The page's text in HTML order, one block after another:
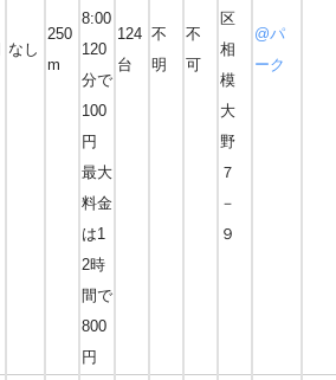
なし
250
m
8:00
120
分で
100
円
最大
料金
は1
2時
間で
800
円
124
台
不
明
不
可
区
相
模
大
野
７
－
９
@パ
ーク